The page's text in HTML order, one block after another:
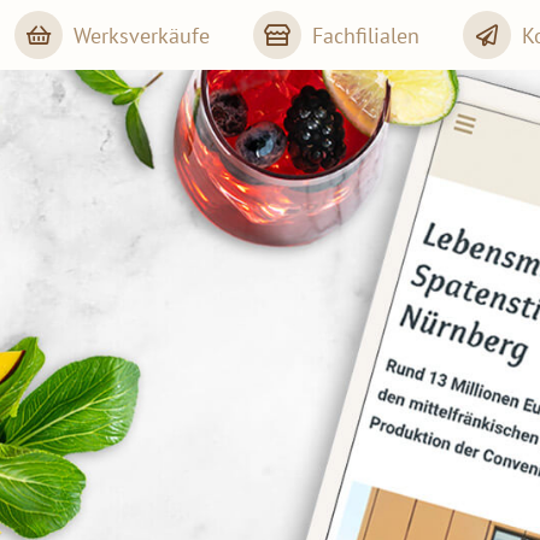
Werksverkäufe Fachfilialen